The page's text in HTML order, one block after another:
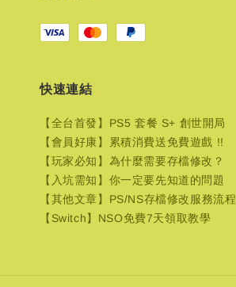
快速連結
【全台首發】PS5 套餐 S+ 創世開局
【會員好康】累積消費送免費遊戲 !!
【玩家必知】為什麼需要存檔修改？
【入坑需知】你一定要先知道的問題
【其他文章】PS/NS存檔修改服務流程
【Switch】NSO免費7天領取教學